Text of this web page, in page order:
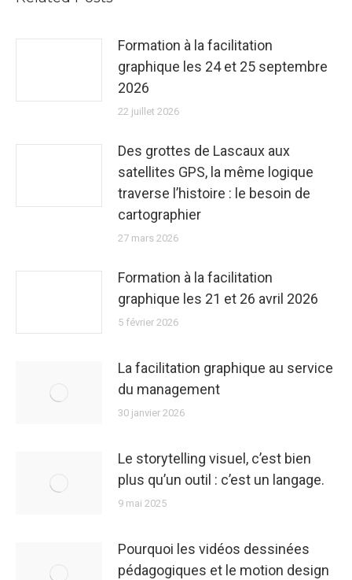
Formation à la facilitation
graphique les 24 et 25 septembre
2026
22 juillet 2026
Des grottes de Lascaux aux
satellites GPS, la même logique
traverse l’histoire : le besoin de
cartographier
27 mars 2026
Formation à la facilitation
graphique les 21 et 26 avril 2026
5 février 2026
La facilitation graphique au service
du management
30 janvier 2026
Le storytelling visuel, c’est bien
plus qu’un outil : c’est un langage.
9 mai 2025
Pourquoi les vidéos dessinées
pédagogiques et le motion design